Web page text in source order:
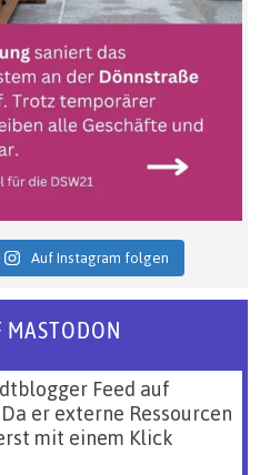
Auf Instagram folgen
MASTODON
Feed auf
er externe Ressourcen
mit einem Klick